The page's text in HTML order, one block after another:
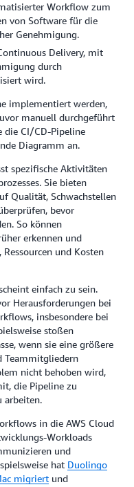
Workflow zum
von Software für die
Genehmigung.
Delivery, mit
durch
wird.
implementiert werden,
manuell durchgeführt
die CI/CD-Pipeline
Diagramm an.
spezifische Aktivitäten
Sie bieten
Qualität, Schwachstellen
bevor
So können
erkennen und
und Kosten
einfach zu sein.
Herausforderungen bei
insbesondere bei
stoßen
wenn sie eine größere
Teammitgliedern
nicht behoben wird,
die Pipeline zu
arbeiten.
in die AWS Cloud
Workloads
und
hat Duolingo
migriert und